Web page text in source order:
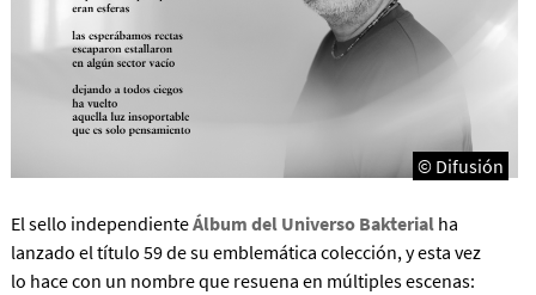
© Difusión
El sello independienteÁlbum del Universo Bakterialha
lanzado el título 59 de su emblemática colección, y esta vez
lo hace con un nombre que resuena en múltiples escenas: